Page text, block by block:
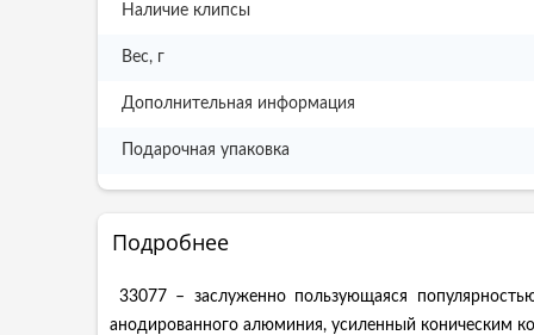
Наличие клипсы
Вес, г
Дополнительная информация
Подарочная упаковка
Подробнее
33077 – заслуженно пользующаяся
анодированного алюминия, усиленный коническим